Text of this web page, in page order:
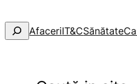
AfaceriIT&CSănătate